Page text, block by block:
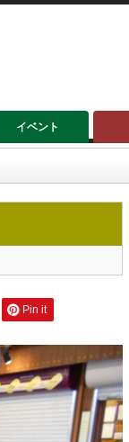
イベント
Pin it